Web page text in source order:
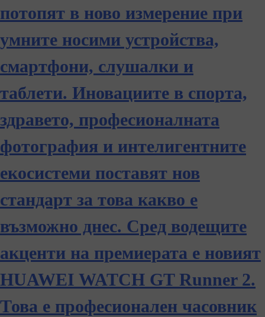
потопят в ново измерение при
умните носими устройства,
смартфони, слушалки и
таблети. Иновациите в спорта,
здравето, професионалната
фотография и интелигентните
екосистеми поставят нов
стандарт за това какво е
възможно днес. Сред водещите
акценти на премиерата е новият
HUAWEI WATCH GT Runner 2.
Това е професионален часовник